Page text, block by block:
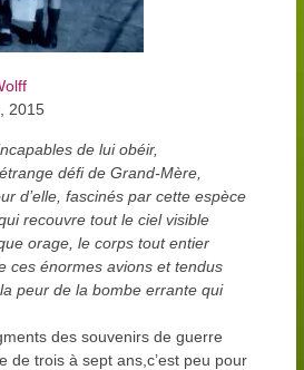
2015
de lui obéir,
défi de Grand-Mère,
d’elle, fascinés par cette espèce
recouvre tout le ciel visible
orage, le corps tout entier
ces énormes avions et tendus
peur de la bombe errante qui
des souvenirs de guerre
de trois à sept ans,c’est peu pour